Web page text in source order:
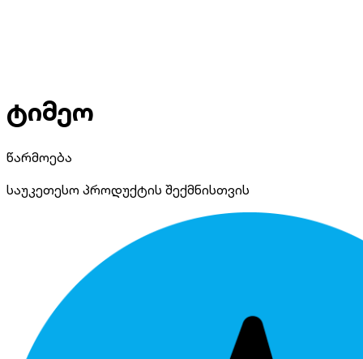
ტიმეო
წარმოება
საუკეთესო პროდუქტის შექმნისთვის